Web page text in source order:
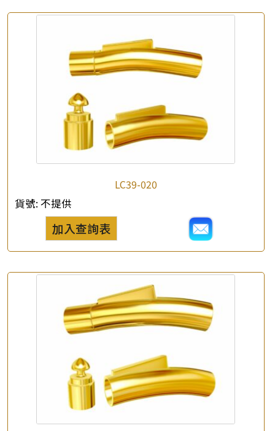
產品查詢 ×
*你的名字
公司名稱
*e-mail
查詢以下產品
LC39-020
貨號: 不提供
加入查詢表